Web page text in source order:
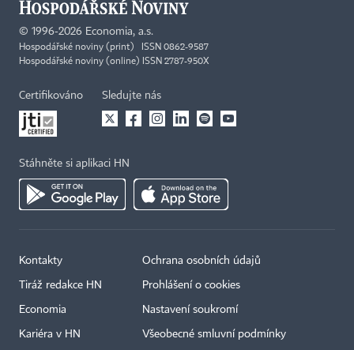
© 1996-2026 Economia, a.s.
Hospodářské noviny (print) ISSN 0862-9587
Hospodářské noviny (online) ISSN 2787-950X
Certifikováno Sledujte nás
Stáhněte si aplikaci HN
Kontakty
Tiráž redakce HN
Economia
Kariéra v HN
Ochrana osobních údajů
Prohlášení o cookies
Nastavení soukromí
Všeobecné smluvní podmínky